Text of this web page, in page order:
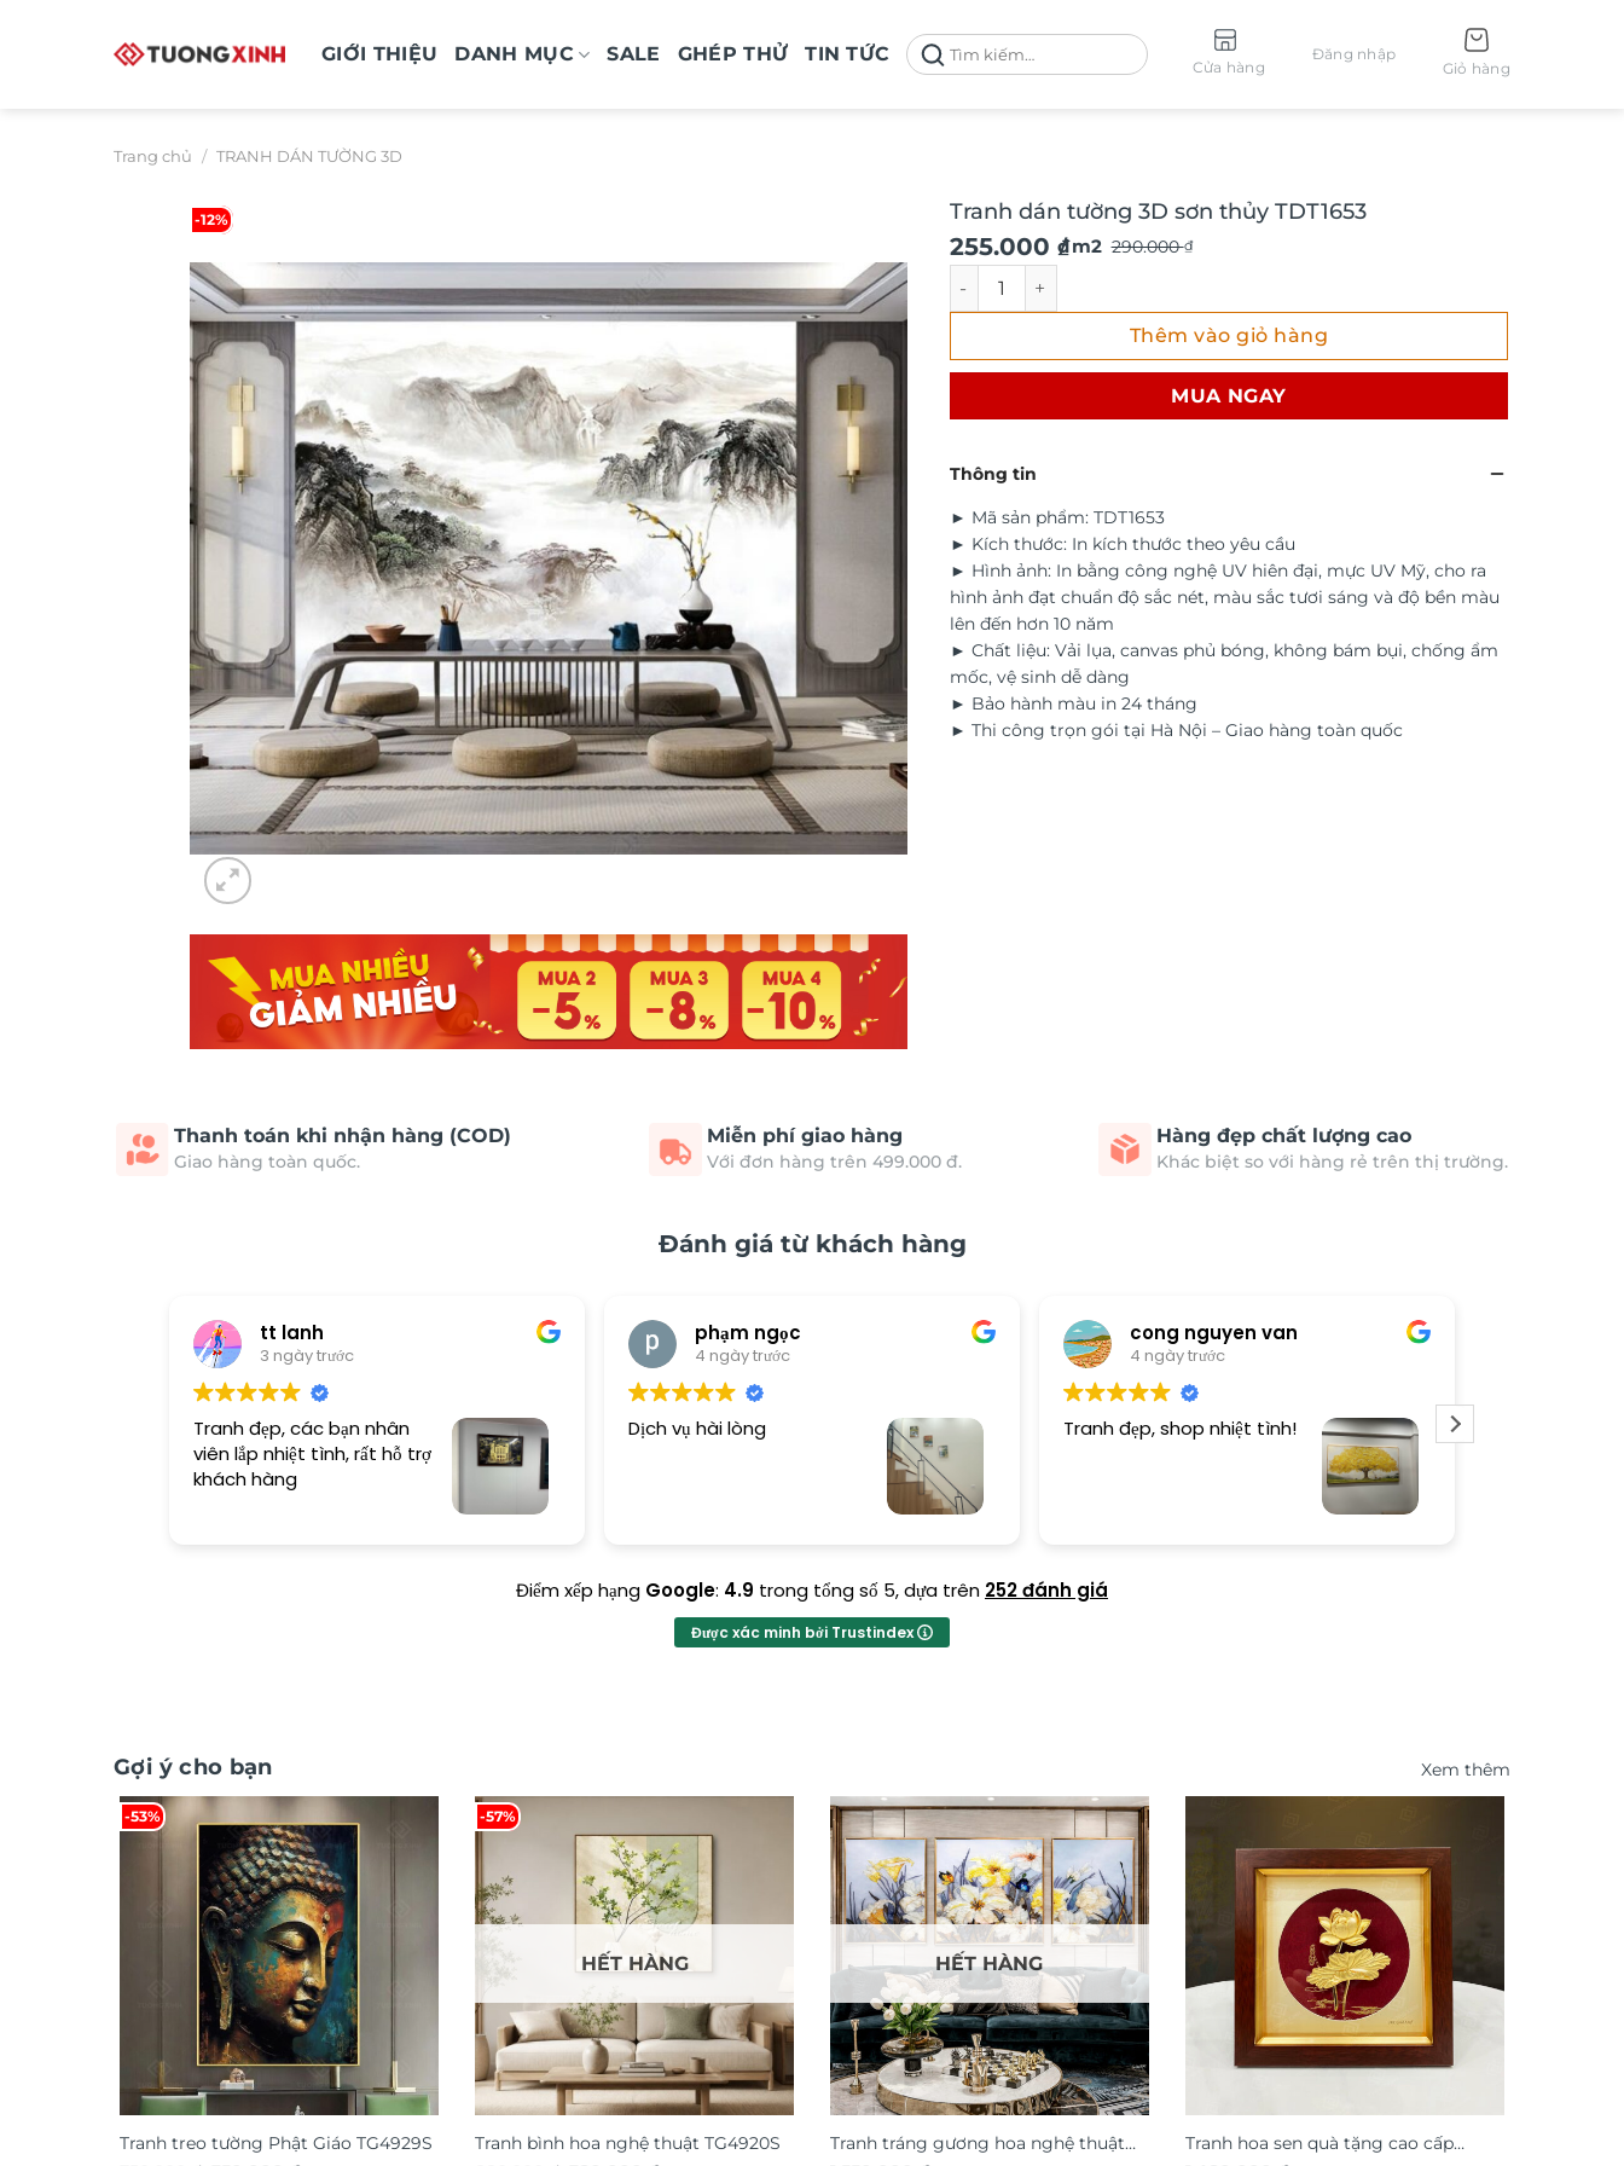
GIỚI THIỆU DANH MỤC SALE GHÉP THỬ TIN TỨC
Tìm
kiếm:
Cửa hàng
Đăng nhập
Giỏ hàng
Trang chủ / TRANH DÁN TƯỜNG 3D
-12% Tranh dán tường 3D sơn thủy TDT1653
290.000₫
Giá
gốc
là:
290.000 ₫.
255.000 ₫
Giá
hiện
tại
là:
/ m2
Tranh dán tường 3D sơn thủy TDT1653 số lượng
Thêm vào giỏ hàng
MUA NGAY
Thông tin
► Mã sản phẩm: TDT1653
► Kích thước: In kích thước theo yêu cầu
► Hình ảnh: In bằng công nghệ UV hiên đại, mực UV Mỹ, cho ra
hình ảnh đạt chuẩn độ sắc nét, màu sắc tươi sáng và độ bền màu
lên đến hơn 10 năm
► Chất liệu: Vải lụa, canvas phủ bóng, không bám bụi, chống ẩm
mốc, vệ sinh dễ dàng
► Bảo hành màu in 24 tháng
► Thi công trọn gói tại Hà Nội – Giao hàng toàn quốc
Thanh toán khi nhận hàng (COD)
Giao hàng toàn quốc.
Miễn phí giao hàng
Với đơn hàng trên 499.000 đ.
Hàng đẹp chất lượng cao
Khác biệt so với hàng rẻ trên thị trường.
Đánh giá từ khách hàng
tt lanh
3 ngày trước
Tranh đẹp, các bạn nhân
viên lắp nhiệt tình, rất hỗ trợ
khách hàng
phạm ngọc
4 ngày trước
Dịch vụ hài lòng
cong nguyen van
4 ngày trước
Tranh đẹp, shop nhiệt tình!
Điểm xếp hạng Google: 4.9 trong tổng số 5,dựa trên 252 đánh giá
Được xác minh bởi Trustindex
Gợi ý cho bạn Xem thêm
-53%
Tranh treo tường Phật Giáo TG4929S
-57%
HẾT HÀNG
Tranh bình hoa nghệ thuật TG4920S
HẾT HÀNG
Tranh tráng gương hoa nghệ thuật
Tranh hoa sen quà tặng cao cấp